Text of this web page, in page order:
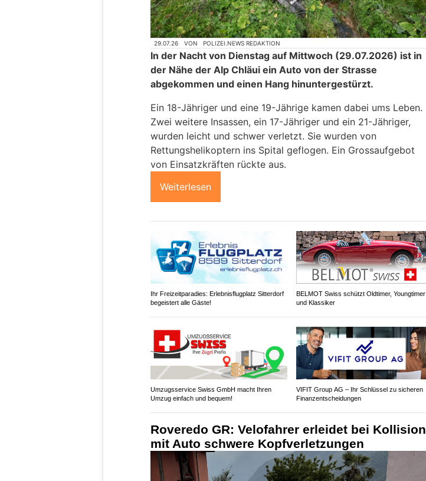
29.07.26 VON POLIZEI.NEWS REDAKTION
In der Nacht von Dienstag auf Mittwoch (29.07.2026) ist in
der Nähe der Alp Chläui ein Auto von der Strasse
abgekommen und einen Hang hinuntergestürzt.
Ein 18-Jähriger und eine 19-Jährige kamen dabei ums Leben.
Zwei weitere Insassen, ein 17-Jähriger und ein 21-Jähriger,
wurden leicht und schwer verletzt. Sie wurden von
Rettungshelikoptern ins Spital geflogen. Ein Grossaufgebot
von Einsatzkräften rückte aus.
Weiterlesen
Ihr Freizeitparadies: Erlebnisflugplatz Sitterdorf
begeistert alle Gäste!
BELMOT Swiss schützt Oldtimer, Youngtimer
und Klassiker
Umzugsservice Swiss GmbH macht Ihren
Umzug einfach und bequem!
VIFIT Group AG – Ihr Schlüssel zu sicheren
Finanzentscheidungen
Roveredo GR: Velofahrer erleidet bei Kollision
mit Auto schwere Kopfverletzungen